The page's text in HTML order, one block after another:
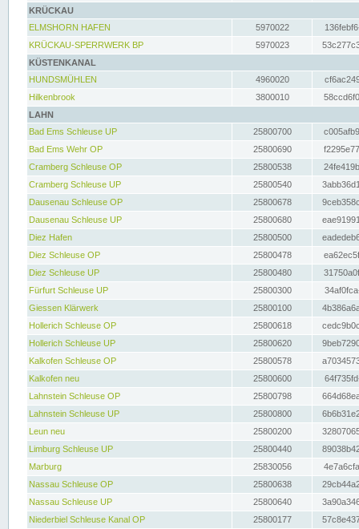
KRÜCKAU
ELMSHORN HAFEN
5970022
KRÜCKAU-SPERRWERK BP
5970023
KÜSTENKANAL
HUNDSMÜHLEN
4960020
Hilkenbrook
3800010
LAHN
Bad Ems Schleuse UP
25800700
Bad Ems Wehr OP
25800690
Cramberg Schleuse OP
25800538
Cramberg Schleuse UP
25800540
Dausenau Schleuse OP
25800678
Dausenau Schleuse UP
25800680
Diez Hafen
25800500
Diez Schleuse OP
25800478
Diez Schleuse UP
25800480
Fürfurt Schleuse UP
25800300
Giessen Klärwerk
25800100
Hollerich Schleuse OP
25800618
Hollerich Schleuse UP
25800620
Kalkofen Schleuse OP
25800578
Kalkofen neu
25800600
Lahnstein Schleuse OP
25800798
Lahnstein Schleuse UP
25800800
Leun neu
25800200
Limburg Schleuse UP
25800440
Marburg
25830056
Nassau Schleuse OP
25800638
Nassau Schleuse UP
25800640
Niederbiel Schleuse Kanal OP
25800177